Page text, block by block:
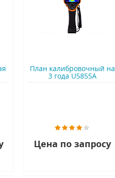
План калибровочный на
3 года U5855A
Цена по запросу